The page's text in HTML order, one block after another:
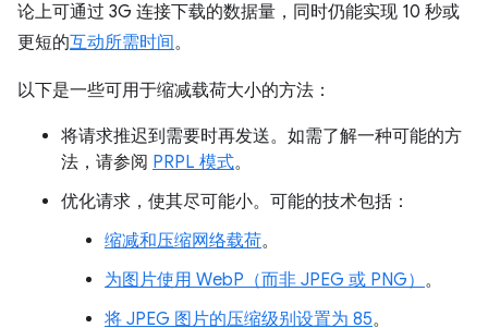
论上可通过 3G 连接下载的数据量，同时仍能实现 10 秒或
更短的互动所需时间。
以下是一些可用于缩减载荷大小的方法：
将请求推迟到需要时再发送。如需了解一种可能的方
法，请参阅 PRPL 模式。
优化请求，使其尽可能小。可能的技术包括：
缩减和压缩网络载荷。
为图片使用 WebP（而非 JPEG 或 PNG） 。
将 JPEG 图片的压缩级别设置为 85。